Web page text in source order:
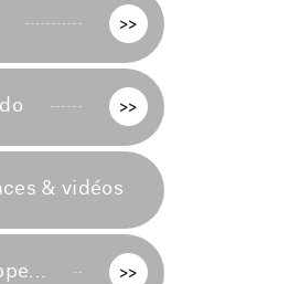
>>
>>
& vidéos
>>